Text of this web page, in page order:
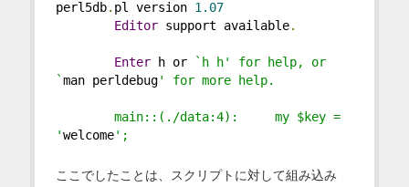
perl5db. pl version 1.07
Editor support available.
Enter h or
`h h' for help, or
`man perldebug' for more help.
main::(./data:4):     my $key =
'welcome';
ここでしたことは、スクリプトに対して組み込み